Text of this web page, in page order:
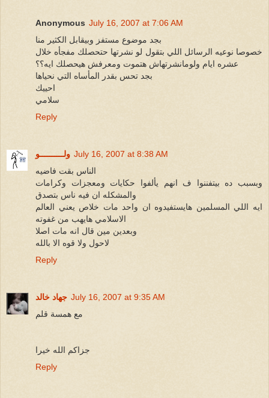
Anonymous July 16, 2007 at 7:06 AM
بجد موضوع مستفز وبيقابل الكثير منا
خصوصا نوعيه الرسائل اللي بتقول لو نشرتها حتحصلك مفجأه خلال
عشره ايام ولومانشرتهاش هتموت ومعرفش هيحصلك ايه؟؟
بجد تحس بقدر المأساه التي نحياها
احييك
سلامي
Reply
ولــــــــــو July 16, 2007 at 8:38 AM
الناس بقت فاضيه
وبسبب ده بيتفننوا ف انهم يألفوا حكايات ومعجزات وكرامات
والمشكله ان فيه ناس بتصدق
ايه اللي المسلمين هايستفيدوه ان واحد مات خلاص يعني العالم
الاسلامي هايهب من غفوته
وبعدين مين قال انه مات اصلا
لاحول ولا قوه الا بالله
Reply
جهاد خالد July 16, 2007 at 9:35 AM
مع همسة قلم
جزاكم الله خيرا
Reply